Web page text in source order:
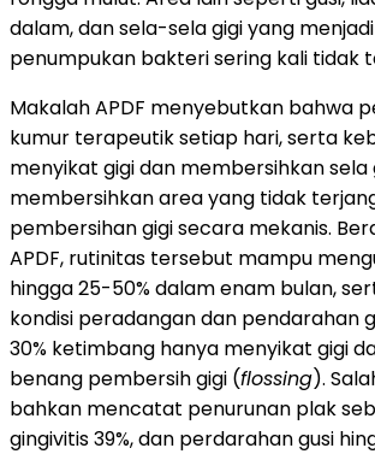
dalam, dan sela-sela gigi yang
penumpukan bakteri sering kali tidak
Makalah APDF menyebutkan bahwa
kumur terapeutik setiap hari, serta
menyikat gigi dan membersihkan sela
membersihkan area yang tidak
pembersihan gigi secara mekanis.
APDF, rutinitas tersebut mampu
hingga 25-50% dalam enam bulan,
kondisi peradangan dan pendarahan
30% ketimbang hanya menyikat gigi
benang pembersih gigi (flossing).
bahkan mencatat penurunan plak
gingivitis 39%, dan perdarahan gusi